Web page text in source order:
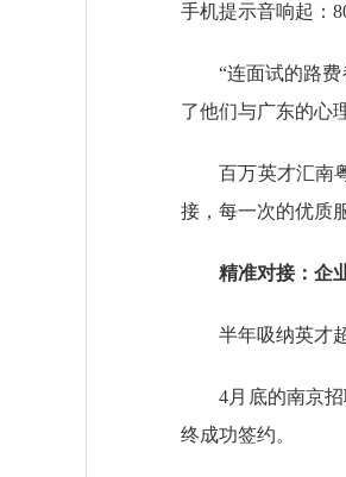
手机提示音响起：
“连面试的路费都
了他们与广东的心
百万英才汇南粤
接，每一次的优质
精准对接：企
半年吸纳英才超
4月底的南京招聘
终成功签约。